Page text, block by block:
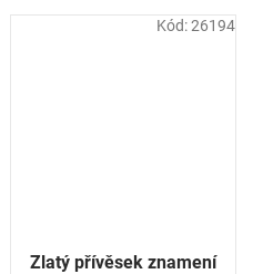
Zlatý přívěsek znamení
Kód:26194